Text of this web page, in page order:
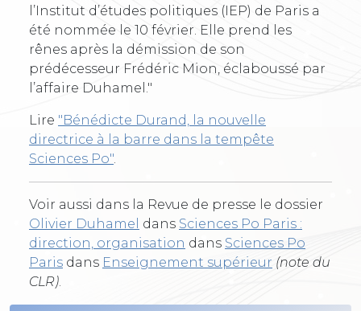
l’Institut d’études politiques (IEP) de Paris a
été nommée le 10 février. Elle prend les
rênes après la démission de son
prédécesseur Frédéric Mion, éclaboussé par
l’affaire Duhamel."
Lire "Bénédicte Durand, la nouvelle
directrice à la barre dans la tempête
Sciences Po"
Voir aussi dans la Revue de presse le dossier
Olivier Duhamel dans Sciences Po Paris :
direction, organisation dans Sciences Po
Paris dans Enseignement supérieur (note du
CLR)